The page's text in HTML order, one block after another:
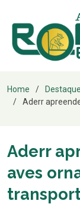
Home
Aderr
Aderr
aves